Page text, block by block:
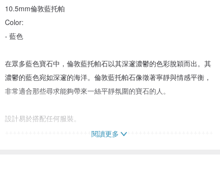
10.5mm倫敦藍托帕
Color:
- 藍色
在眾多藍色寶石中，倫敦藍托帕石以其深邃濃鬱的色彩脫穎而出。其
濃鬱的藍色宛如深邃的海洋。倫敦藍托帕石像徵著寧靜與情感平衡，
非常適合那些尋求能夠帶來一絲平靜氛圍的寶石的人。
設計易於搭配任何服裝。
+++++++++++++++++++++++++++++++++++++++++++++++++++++
閱讀更多